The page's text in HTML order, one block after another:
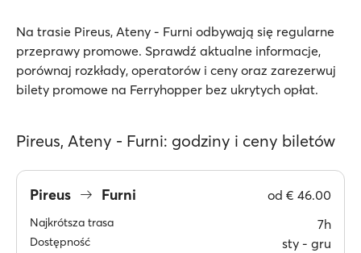
Na trasie Pireus, Ateny - Furni odbywają się regularne
przeprawy promowe. Sprawdź aktualne informacje,
porównaj rozkłady, operatorów i ceny oraz zarezerwuj
bilety promowe na Ferryhopper bez ukrytych opłat.
Pireus, Ateny - Furni: godziny i ceny biletów
Pireus Furni od € 46.00
Najkrótsza trasa 7h
Dostępność sty ‐ gru